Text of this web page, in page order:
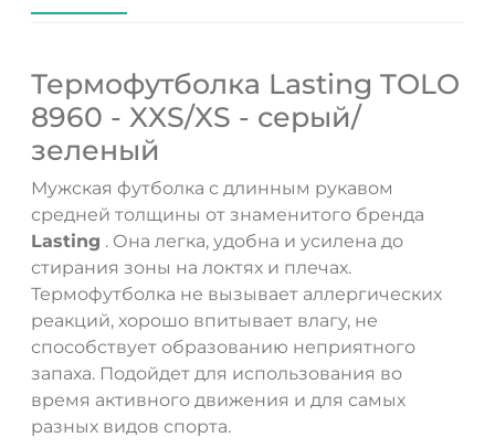
Термофутболка Lasting TOLO
8960 - XXS/XS - серый/
зеленый
Мужская футболка с длинным рукавом
средней толщины от знаменитого бренда
Lasting . Она легка, удобна и усилена до
стирания зоны на локтях и плечах.
Термофутболка не вызывает аллергических
реакций, хорошо впитывает влагу, не
способствует образованию неприятного
запаха. Подойдет для использования во
время активного движения и для самых
разных видов спорта.
ДА НЕТ